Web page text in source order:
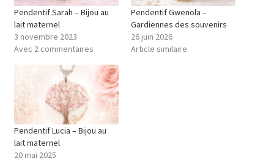
Pendentif Sarah – Bijou au
lait maternel
3 novembre 2023
Avec 2 commentaires
Pendentif Gwenola –
Gardiennes des souvenirs
26 juin 2026
Article similaire
Pendentif Lucia – Bijou au
lait maternel
20 mai 2025